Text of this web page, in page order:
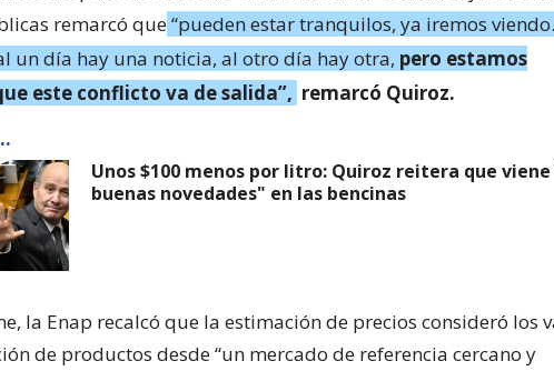
remarcó que“pueden estar tranquilos, ya iremos
un día hay una noticia, al otro día hay otra, pero estamos
este conflicto va de salida”, remarcó Quiroz.
Unos $100 menos por litro: Quiroz reitera que
buenas novedades" en las bencinas
la Enap recalcó que la estimación de precios consideró los
de productos desde “un mercado de referencia cercano y